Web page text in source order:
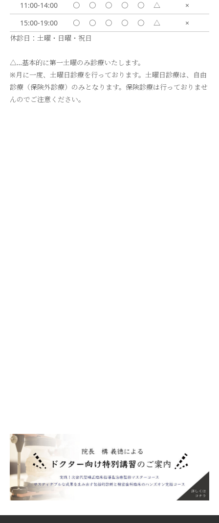
11:00-14:00
〇 〇 〇 〇 〇 △
×
15:00-19:00
〇 〇 〇 〇 〇 △
×
休診日：土曜・日曜・祝日
△…基本的に第一土曜のみ診療いたします。
※月に一度、土曜日診療を行っております。土曜日診療は、自由
診療（保険外診療）のみとなります。保険診療は行っておりませ
んのでご注意ください。